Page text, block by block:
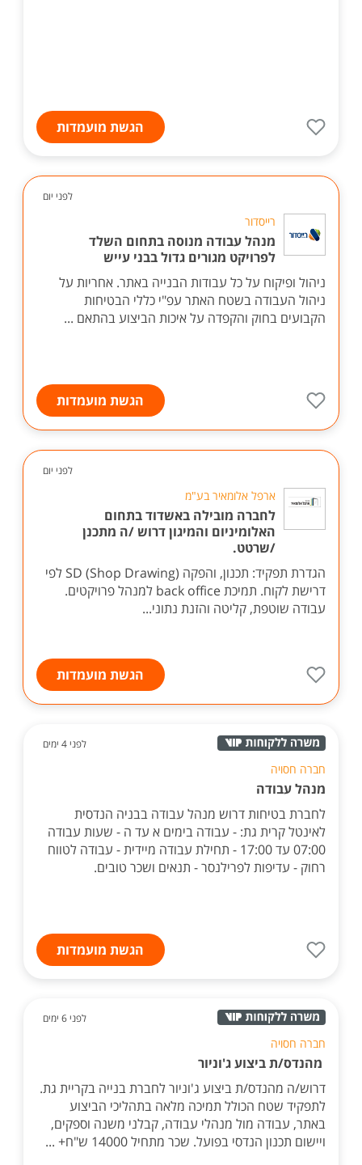
הגשת מועמדות
לפני יום
רייסדור
מנהל עבודה מנוסה בתחום השלד
לפרויקט מגורים גדול בבני עייש
ניהול ופיקוח על כל עבודות הבנייה באתר. אחריות על
ניהול העבודה בשטח האתר עפ"י כללי הבטיחות
הקבועים בחוק והקפדה על איכות הביצוע בהתאם ...
הגשת מועמדות
לפני יום
ארפל אלומאיר בע"מ
לחברה מובילה באשדוד בתחום
האלומיניום והמיגון דרוש /ה מתכנן
/שרטט.
הגדרת תפקיד: תכנון, והפקה SD (Shop Drawing) לפי
דרישת לקוח. תמיכת back office למנהל פרויקטים.
עבודה שוטפת, קליטה והזנת נתוני...
הגשת מועמדות
לפני 4 ימים
חברה חסויה
מנהל עבודה
לחברת בטיחות דרוש מנהל עבודה בבניה הנדסית
לאינטל קרית גת: - עבודה בימים א עד ה - שעות עבודה
07:00 עד 17:00 - תחילת עבודה מיידית - עבודה לטווח
רחוק - עדיפות לפרילנסר - תנאים ושכר טובים.
הגשת מועמדות
לפני 6 ימים
חברה חסויה
מהנדס/ת ביצוע ג'וניור
דרוש/ה מהנדס/ת ביצוע ג'וניור לחברת בנייה בקריית גת.
לתפקיד שטח הכולל תמיכה מלאה בתהליכי הביצוע
באתר, עבודה מול מנהלי עבודה, קבלני משנה וספקים,
ויישום תכנון הנדסי בפועל. שכר מתחיל 14000 ש"ח+ ...